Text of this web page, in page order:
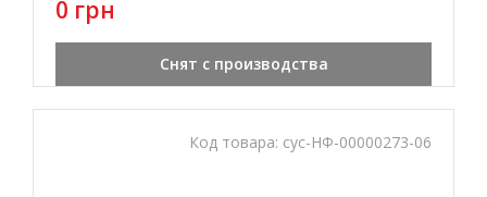
0 грн
Снят с производства
Код товара: cyc-НФ-00000273-06